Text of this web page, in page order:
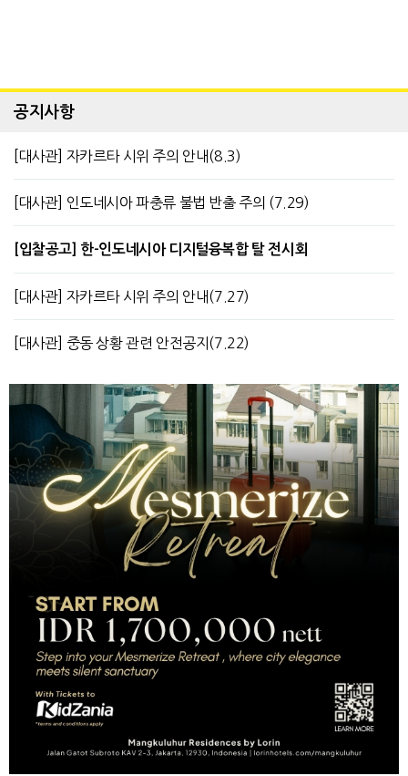
공지사항
[대사관] 자카르타 시위 주의 안내(8.3)
[대사관] 인도네시아 파충류 불법 반출 주의 (7.29)
[입찰공고] 한-인도네시아 디지털융복합 탈 전시회
[대사관] 자카르타 시위 주의 안내(7.27)
[대사관] 중동 상황 관련 안전공지(7.22)